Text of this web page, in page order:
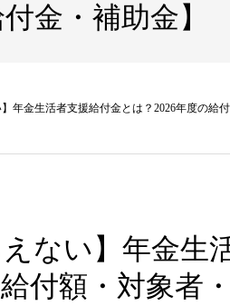
金・補助金】
】年金生活者支援給付金とは？2026年度の
ない】年金生
付額・対象者